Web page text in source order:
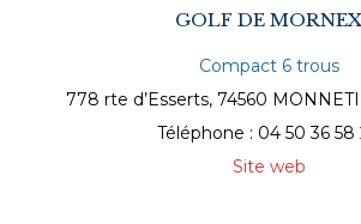
GOLF DE MORNEX
Compact 6 trous
778 rte d’Esserts, 74560
Téléphone : 04 50 36 58
Site web